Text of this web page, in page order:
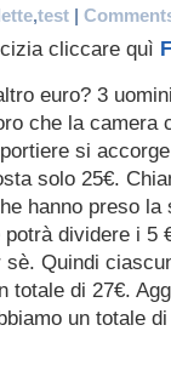
,test |
cliccare quì
euro? 3
che la camera
si
solo 25€.
hanno preso la
dividere i 5
Quindi
totale di 27€.
un totale